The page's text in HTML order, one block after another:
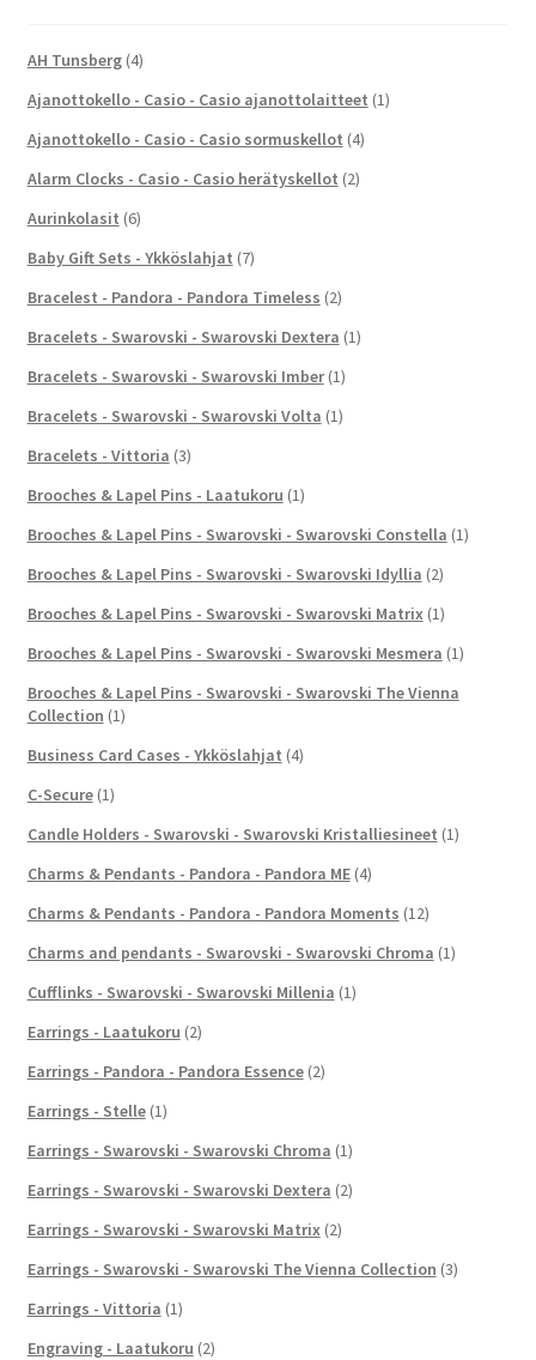
AH Tunsberg (4)
Ajanottokello - Casio - Casio ajanottolaitteet (1)
Ajanottokello - Casio - Casio sormuskellot (4)
Alarm Clocks - Casio - Casio herätyskellot (2)
Aurinkolasit (6)
Baby Gift Sets - Ykköslahjat (7)
Bracelest - Pandora - Pandora Timeless (2)
Bracelets - Swarovski - Swarovski Dextera (1)
Bracelets - Swarovski - Swarovski Imber (1)
Bracelets - Swarovski - Swarovski Volta (1)
Bracelets - Vittoria (3)
Brooches & Lapel Pins - Laatukoru (1)
Brooches & Lapel Pins - Swarovski - Swarovski Constella (1)
Brooches & Lapel Pins - Swarovski - Swarovski Idyllia (2)
Brooches & Lapel Pins - Swarovski - Swarovski Matrix (1)
Brooches & Lapel Pins - Swarovski - Swarovski Mesmera (1)
Brooches & Lapel Pins - Swarovski - Swarovski The Vienna
Collection (1)
Business Card Cases - Ykköslahjat (4)
C-Secure (1)
Candle Holders - Swarovski - Swarovski Kristalliesineet (1)
Charms & Pendants - Pandora - Pandora ME (4)
Charms & Pendants - Pandora - Pandora Moments (12)
Charms and pendants - Swarovski - Swarovski Chroma (1)
Cufflinks - Swarovski - Swarovski Millenia (1)
Earrings - Laatukoru (2)
Earrings - Pandora - Pandora Essence (2)
Earrings - Stelle (1)
Earrings - Swarovski - Swarovski Chroma (1)
Earrings - Swarovski - Swarovski Dextera (2)
Earrings - Swarovski - Swarovski Matrix (2)
Earrings - Swarovski - Swarovski The Vienna Collection (3)
Earrings - Vittoria (1)
Engraving - Laatukoru (2)